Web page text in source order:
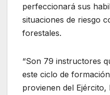
perfeccionará sus
situaciones de riesgo
forestales.
“Son 79 instructores
este ciclo de
provienen del